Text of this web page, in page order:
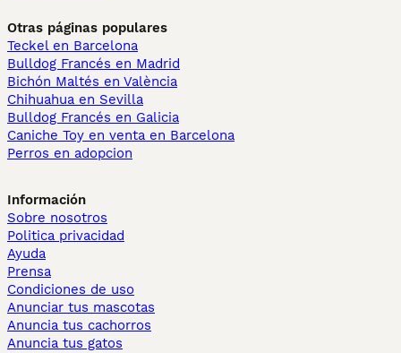
Otras páginas populares
Teckel en Barcelona
Bulldog Francés en Madrid
Bichón Maltés en València
Chihuahua en Sevilla
Bulldog Francés en Galicia
Caniche Toy en venta en Barcelona
Perros en adopcion
Información
Sobre nosotros
Politica privacidad
Ayuda
Prensa
Condiciones de uso
Anunciar tus mascotas
Anuncia tus cachorros
Anuncia tus gatos